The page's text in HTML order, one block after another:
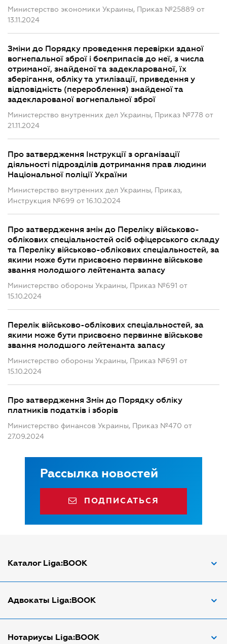
Министерство экономики Украины, Приказ №25889 от
13.11.2024
Зміни до Порядку проведення перевірки зданої
вогнепальної зброї і боєприпасів до неї, з числа
отриманої, знайденої та задекларованої, їх
зберігання, обліку та утилізації, приведення у
відповідність (перероблення) знайденої та
задекларованої вогнепальної зброї
Министерство внутренних дел Украины, Приказ №778 от
21.11.2024
Про затвердження Інструкції з організації
діяльності підрозділів дотримання прав людини
Національної поліції України
Министерство внутренних дел Украины, Приказ,
Инструкция №699 от 16.10.2024
Про затвердження змін до Переліку військово-
облікових спеціальностей осіб офіцерського складу
та Переліку військово-облікових спеціальностей, за
якими може бути присвоєно первинне військове
звання молодшого лейтенанта запасу
Министерство обороны Украины, Приказ №691 от
15.10.2024
Перелік військово-облікових спеціальностей, за
якими може бути присвоєно первинне військове
звання молодшого лейтенанта запасу
Министерство обороны Украины, Приказ №691 от
15.10.2024
Про затвердження Змін до Порядку обліку
платників податків і зборів
Министерство финансов Украины, Приказ №470 от
27.09.2024
Рассылка новостей
ПОДПИСАТЬСЯ
Каталог Liga:BOOK
Адвокат по трудовым спорам
Арбитражный управляющий
Адвокаты Liga:BOOK
Адвокаты в Днепре
Нотариусы Liga:BOOK